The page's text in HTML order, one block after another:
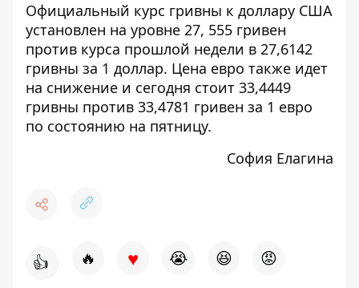
Официальный курс гривны к доллару США
установлен на уровне 27, 555 гривен
против курса прошлой недели в 27,6142
гривны за 1 доллар. Цена евро также идет
на снижение и сегодня стоит 33,4449
гривны против 33,4781 гривен за 1 евро
по состоянию на пятницу.
София Елагина
👍 🔥 ♥ 😭 😆 😡